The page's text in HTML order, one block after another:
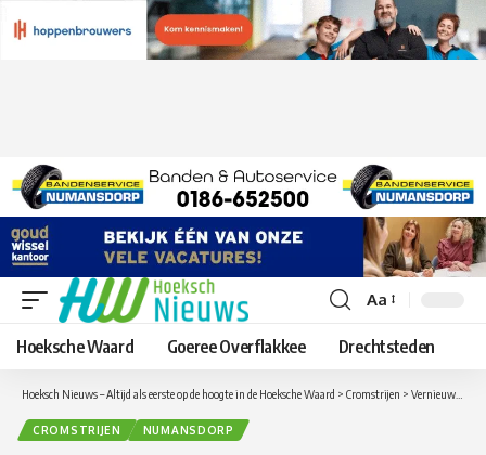
Lettergrootte
aanpassen
Aa
Hoeksche Waard Goeree Overflakkee Drechtsteden
Hoeksch Nieuws – Altijd als eerste op de hoogte in de Hoeksche Waard > Cromstrijen > Vernieuwde winkelstraat Numansdorp weer beter bereikbaar
CROMSTRIJEN NUMANSDORP